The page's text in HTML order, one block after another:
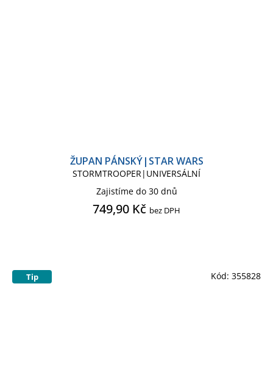
ŽUPAN PÁNSKÝ|STAR WARS
STORMTROOPER|UNIVERSÁLNÍ
Zajistíme do 30 dnů
749,90 Kč bez DPH
Tip Kód: 355828